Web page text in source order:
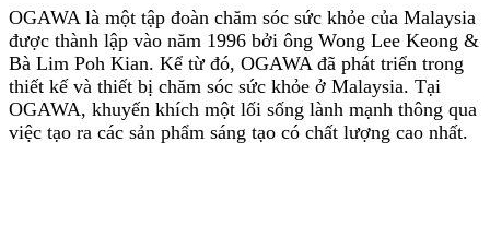
OGAWA là một tập đoàn chăm sóc sức khỏe của Malaysia
được thành lập vào năm 1996 bởi ông Wong Lee Keong &
Bà Lim Poh Kian. Kể từ đó, OGAWA đã phát triển trong
thiết kế và thiết bị chăm sóc sức khỏe ở Malaysia. Tại
OGAWA, khuyến khích một lối sống lành mạnh thông qua
việc tạo ra các sản phẩm sáng tạo có chất lượng cao nhất.